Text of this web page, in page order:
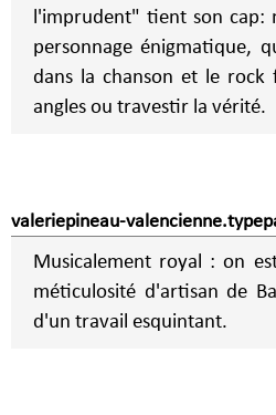
l'imprudent" tient son cap:
personnage énigmatique,
dans la chanson et le rock
angles ou travestir la vérité.
valeriepineau-
Musicalement royal : on
méticulosité d'artisan de
d'un travail esquintant.